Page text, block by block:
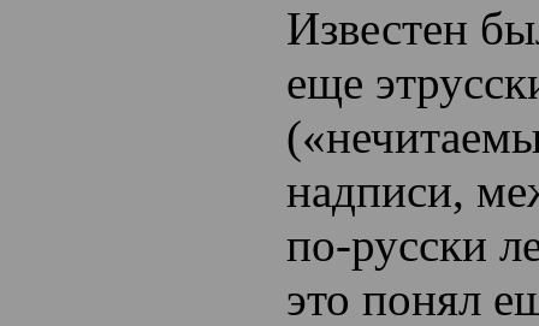
Известен
еще
надписи,
по-русски
это понял